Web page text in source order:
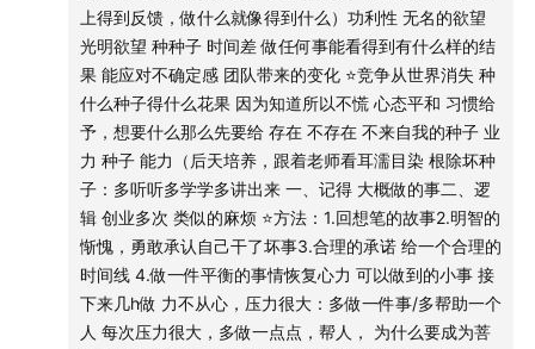
上得到反馈，做什么就像得到什么）功利性 无名的欲望
光明欲望 种种子 时间差 做任何事能看得到有什么样的结
果 能应对不确定感 团队带来的变化 ⭐竞争从世界消失 种
什么种子得什么花果 因为知道所以不慌 心态平和 习惯给
予，想要什么那么先要给 存在 不存在 不来自我的种子 业
力 种子 能力（后天培养，跟着老师看耳濡目染 根除坏种
子：多听听多学学多讲出来 一、记得 大概做的事二、逻
辑 创业多次 类似的麻烦 ⭐方法：1.回想笔的故事2.明智的
惭愧，勇敢承认自己干了坏事3.合理的承诺 给一个合理的
时间线 4.做一件平衡的事情恢复心力 可以做到的小事 接
下来几h做 力不从心，压力很大：多做一件事/多帮助一个
人 每次压力很大，多做一点点，帮人， 为什么要成为菩